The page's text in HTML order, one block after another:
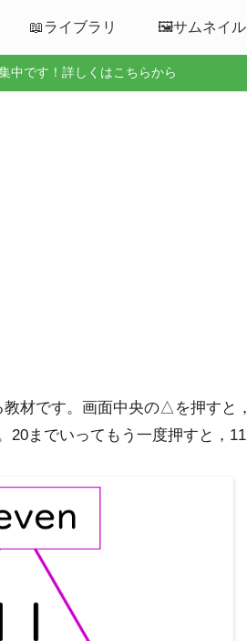
📖ライブラリ 🖼️サムネイ
中です！詳しくはこちらから
材です。画面中央の△を押すと
までいってもう一度押すと，11